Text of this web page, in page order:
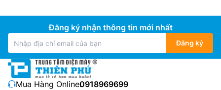
Đăng ký nhận thông tin mới nhất
Đăng ký
Mua Hàng Online:0918969699